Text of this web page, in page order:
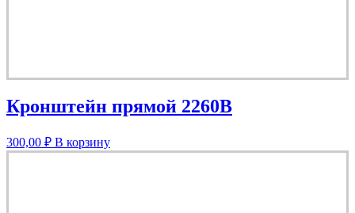
Кронштейн прямой 2260В
300,00 ₽ В корзину